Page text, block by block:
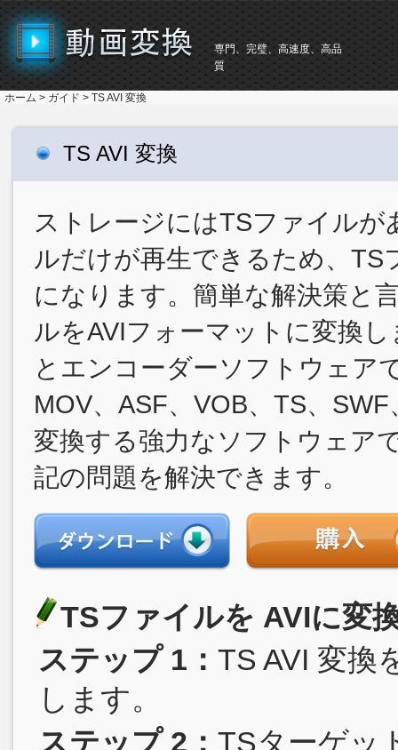
専門、完璧、高速度、高品
質
ホーム > ガイド > TS AVI 変換
TS AVI 変換
ストレージにはTSファイル
ルだけが再生できるため、TS
になります。簡単な解決策と
ルをAVIフォーマットに変換
とエンコーダーソフトウェア
MOV、ASF、VOB、TS、
変換する強力なソフトウェア
記の問題を解決できます。
TSファイルを AVIに変
ステップ 1： TS AVI 変換
します。
ステップ 2： TSターゲッ